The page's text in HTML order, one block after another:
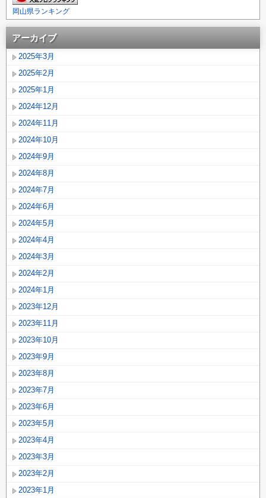
岡山県ランキング
アーカイブ
2025年3月
2025年2月
2025年1月
2024年12月
2024年11月
2024年10月
2024年9月
2024年8月
2024年7月
2024年6月
2024年5月
2024年4月
2024年3月
2024年2月
2024年1月
2023年12月
2023年11月
2023年10月
2023年9月
2023年8月
2023年7月
2023年6月
2023年5月
2023年4月
2023年3月
2023年2月
2023年1月